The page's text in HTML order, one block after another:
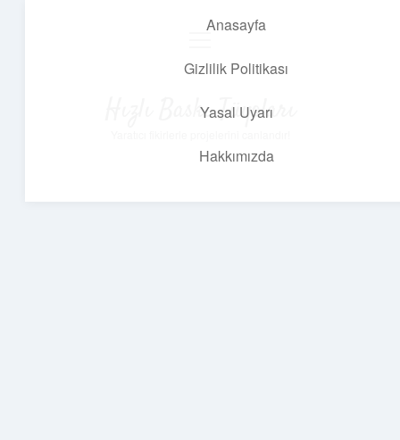
Anasayfa
Gizlilik Politikası
Yasal Uyarı
Hakkımızda
Hızlı Baskı Tüyoları